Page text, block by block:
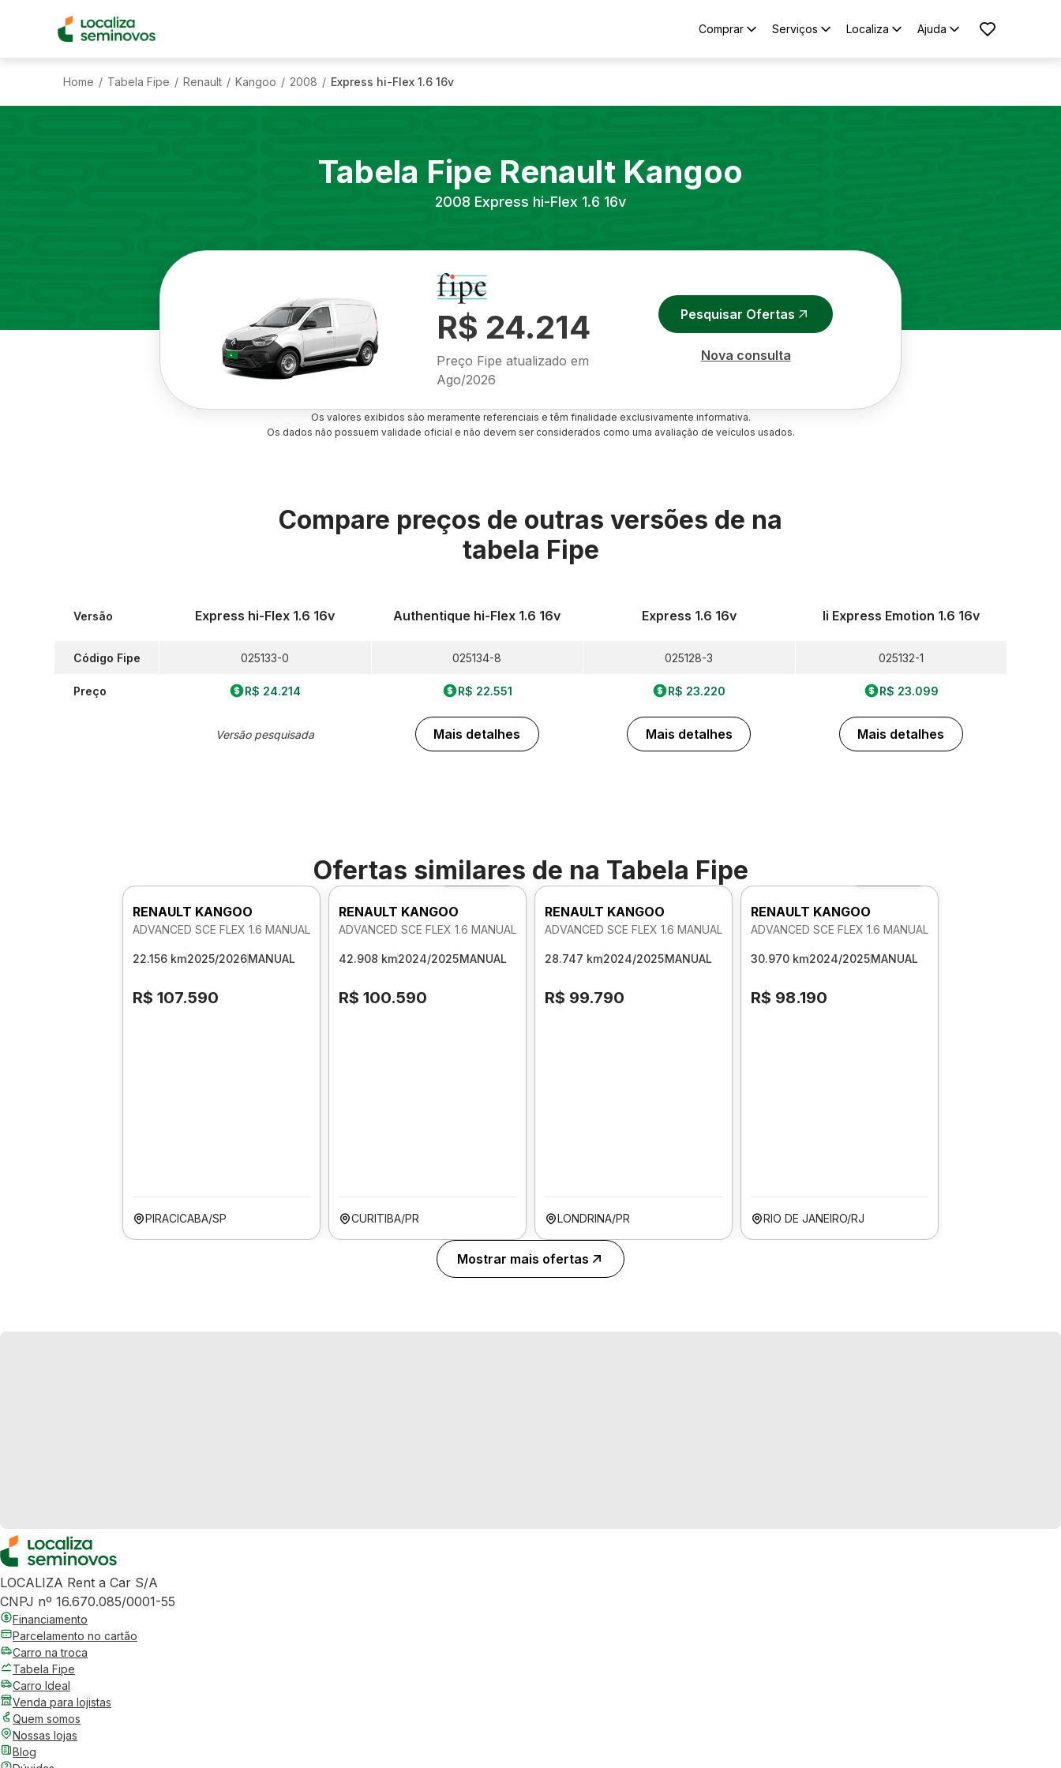
Comprar Serviços Localiza Ajuda
Home / Tabela Fipe / Renault / Kangoo / 2008 / Express hi-Flex 1.6 16v
Tabela Fipe Renault Kangoo
2008 Express hi-Flex 1.6 16v
R$ 24.214
Preço Fipe atualizado em
Ago/2026
Pesquisar Ofertas
Nova consulta
Os valores exibidos são meramente referenciais e têm finalidade exclusivamente informativa.
Os dados não possuem validade oficial e não devem ser considerados como uma avaliação de veículos usados.
Compare preços de outras versões de na
tabela Fipe
Versão
Código Fipe
Preço
Express hi-Flex 1.6 16v
025133-0
R$ 24.214
Versão pesquisada
Authentique hi-Flex 1.6 16v
025134-8
R$ 22.551
Mais detalhes
Express 1.6 16v
025128-3
R$ 23.220
Mais detalhes
Ii Express Emotion 1.6 16v
025132-1
R$ 23.099
Mais detalhes
Ofertas similares de na Tabela Fipe
RENAULT KANGOO
ADVANCED SCE FLEX 1.6 MANUAL
22.156 km2025/2026MANUAL
R$ 107.590
PIRACICABA/SP
Foto 360º
RENAULT KANGOO
ADVANCED SCE FLEX 1.6 MANUAL
42.908 km2024/2025MANUAL
R$ 100.590
CURITIBA/PR
RENAULT KANGOO
ADVANCED SCE FLEX 1.6 MANUAL
28.747 km2024/2025MANUAL
R$ 99.790
LONDRINA/PR
RENAULT KANGOO
ADVANCED SCE FLEX 1.6 MANUAL
30.970 km2024/2025MANUAL
R$ 98.190
RIO DE JANEIRO/RJ
Mostrar mais ofertas
LOCALIZA Rent a Car S/A
CNPJ nº 16.670.085/0001-55
Financiamento
Parcelamento no cartão
Carro na troca
Tabela Fipe
Carro Ideal
Venda para lojistas
Quem somos
Nossas lojas
Blog